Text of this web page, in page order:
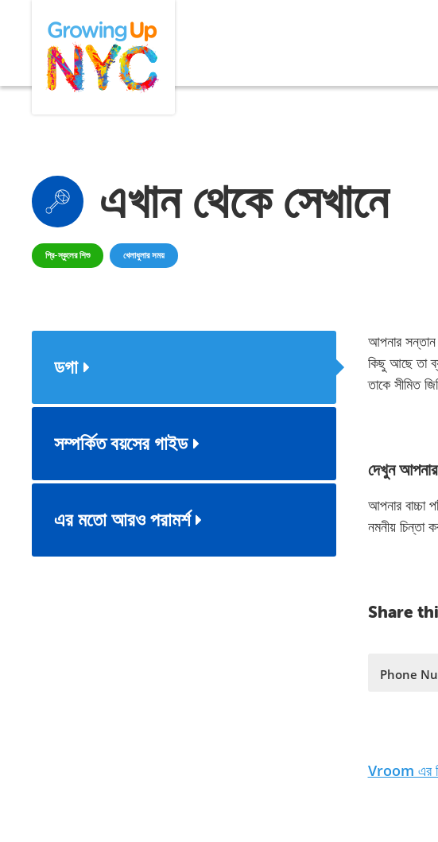
content
এখান থেকে সেখানে
প্রি-স্কুলের শিশু খেলাধুলার সময়
ডগা
সম্পর্কিত বয়সের গাইড
এর মতো আরও পরামর্শ
আপনার সন্তান
কিছু আছে তা
তাকে সীমিত
দেখুন আপনার
আপনার বাচ্চা
নমনীয় চিন্তা
Share
Phone
Vroom এর